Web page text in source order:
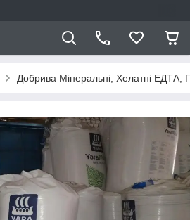
Добрива Мінеральні, Хелатні ЕДТА,